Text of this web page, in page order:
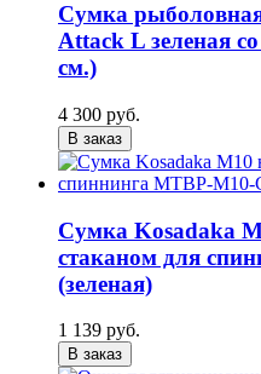
Сумка
Attack L зеленая
см.)
4 300 руб.
В заказ
Сумка Kosadaka
стаканом для
(зеленая)
1 139 руб.
В заказ